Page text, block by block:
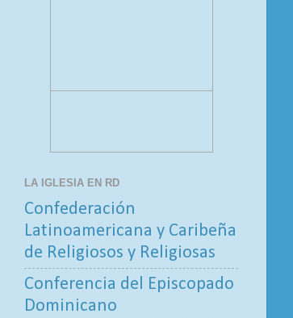
LA IGLESIA EN RD
Confederación
Latinoamericana y Caribeña
de Religiosos y Religiosas
Conferencia del Episcopado
Dominicano